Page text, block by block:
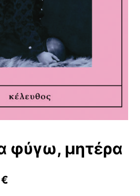
φύγω, μητέρα
€